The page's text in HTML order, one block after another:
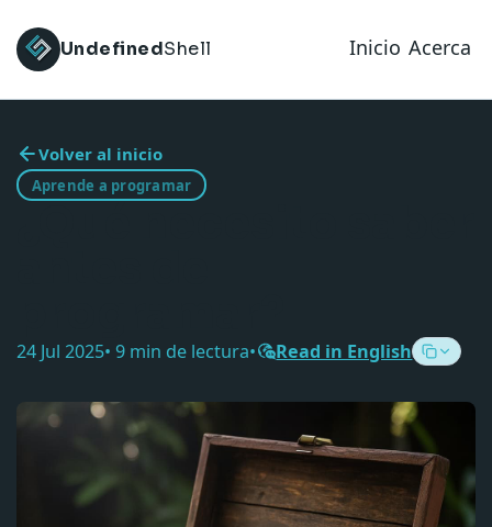
UndefinedShell Inicio Acerca
Volver al inicio
Aprende a programar
24 Jul 2025• 9 min de lectura• Read in English